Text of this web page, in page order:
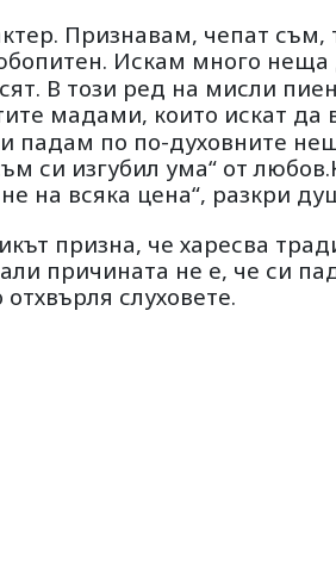
Признавам, чепат
Искам много неща
В този ред на мисли
мадами, които искат да
падам по по-духовните
си изгубил ума“ от
на всяка цена“, разкри
призна, че харесва
причината не е, че си
слуховете.